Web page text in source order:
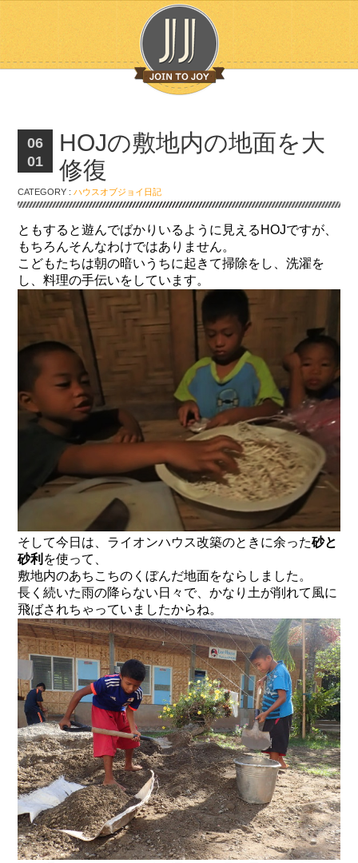
06
01
HOJの敷地内の地面を大
修復
CATEGORY :ハウスオブジョイ日記
ともすると遊んでばかりいるように見えるHOJですが、
もちろんそんなわけではありません。
こどもたちは朝の暗いうちに起きて掃除をし、洗濯を
し、料理の手伝いをしています。
そして今日は、ライオンハウス改築のときに余った砂と
砂利 を使って、
敷地内のあちこちのくぼんだ地面をならしました。
長く続いた雨の降らない日々で、かなり土が削れて風に
飛ばされちゃっていましたからね。